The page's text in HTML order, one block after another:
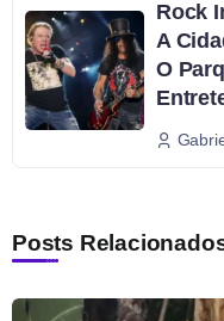
Rock
A
O
Posts